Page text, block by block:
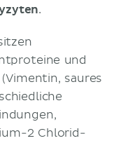
.
und
saures
2 Chlorid-